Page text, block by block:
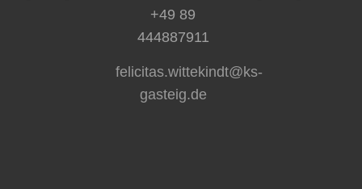
+49 89
444887911
felicitas.wittekindt@ks-
gasteig.de